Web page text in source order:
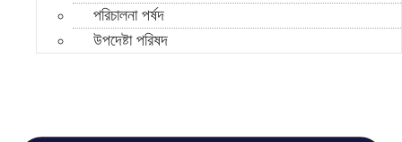
পরিচালনা পর্ষদ
উপদেষ্টা পরিষদ